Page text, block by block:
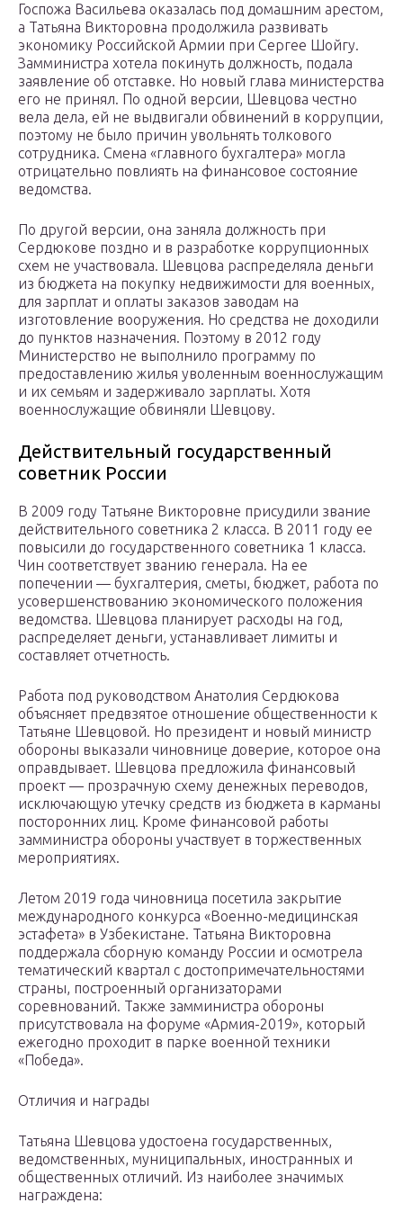
Госпожа Васильева оказалась под домашним арестом,
а Татьяна Викторовна продолжила развивать
экономику Российской Армии при Сергее Шойгу.
Замминистра хотела покинуть должность, подала
заявление об отставке. Но новый глава министерства
его не принял. По одной версии, Шевцова честно
вела дела, ей не выдвигали обвинений в коррупции,
поэтому не было причин увольнять толкового
сотрудника. Смена «главного бухгалтера» могла
отрицательно повлиять на финансовое состояние
ведомства.
По другой версии, она заняла должность при
Сердюкове поздно и в разработке коррупционных
схем не участвовала. Шевцова распределяла деньги
из бюджета на покупку недвижимости для военных,
для зарплат и оплаты заказов заводам на
изготовление вооружения. Но средства не доходили
до пунктов назначения. Поэтому в 2012 году
Министерство не выполнило программу по
предоставлению жилья уволенным военнослужащим
и их семьям и задерживало зарплаты. Хотя
военнослужащие обвиняли Шевцову.
Действительный государственный
советник России
В 2009 году Татьяне Викторовне присудили звание
действительного советника 2 класса. В 2011 году ее
повысили до государственного советника 1 класса.
Чин соответствует званию генерала. На ее
попечении — бухгалтерия, сметы, бюджет, работа по
усовершенствованию экономического положения
ведомства. Шевцова планирует расходы на год,
распределяет деньги, устанавливает лимиты и
составляет отчетность.
Работа под руководством Анатолия Сердюкова
объясняет предвзятое отношение общественности к
Татьяне Шевцовой. Но президент и новый министр
обороны выказали чиновнице доверие, которое она
оправдывает. Шевцова предложила финансовый
проект — прозрачную схему денежных переводов,
исключающую утечку средств из бюджета в карманы
посторонних лиц. Кроме финансовой работы
замминистра обороны участвует в торжественных
мероприятиях.
Летом 2019 года чиновница посетила закрытие
международного конкурса «Военно-медицинская
эстафета» в Узбекистане. Татьяна Викторовна
поддержала сборную команду России и осмотрела
тематический квартал с достопримечательностями
страны, построенный организаторами
соревнований. Также замминистра обороны
присутствовала на форуме «Армия-2019», который
ежегодно проходит в парке военной техники
«Победа».
Отличия и награды
Татьяна Шевцова удостоена государственных,
ведомственных, муниципальных, иностранных и
общественных отличий. Из наиболее значимых
награждена: